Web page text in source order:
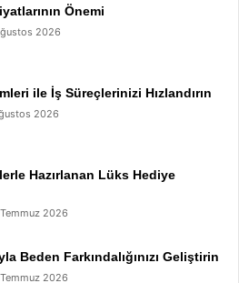
Önemi
2026
ile İş Süreçlerinizi Hızlandırın
2026
Hazırlanan Lüks Hediye
2026
Beden Farkındalığınızı Geliştirin
2026